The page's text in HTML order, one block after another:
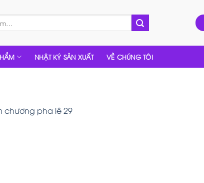
NHẬT KÝ SẢN XUẤT VỀ CHÚNG TÔI
chương pha lê 29